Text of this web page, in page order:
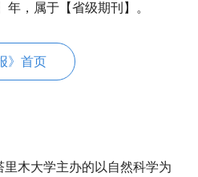
，属于【省级期刊】。
》首页
里木大学主办的以自然科学为